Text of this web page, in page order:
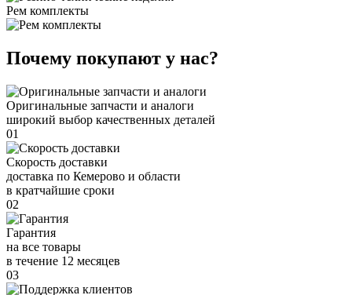
Рем комплекты
Почему покупают у нас?
Оригинальные запчасти и аналоги
широкий выбор качественных деталей
01
Скорость доставки
доставка по Кемерово и области
в кратчайшие сроки
02
Гарантия
на все товары
в течение 12 месяцев
03